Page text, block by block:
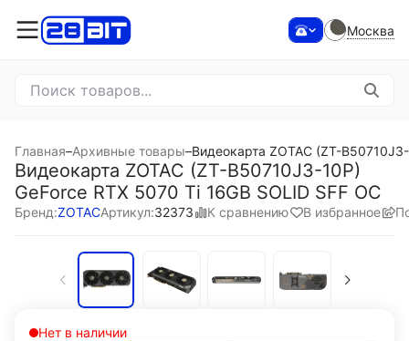
Москва
Главная–Архивные товары–Видеокарта ZOTAC (ZT-
Видеокарта ZOTAC (ZT-B50710J3-10P)
GeForce RTX 5070 Ti 16GB SOLID SFF OC
Бренд:ZOTACАртикул:32373 К сравнению В избранное
Нет в наличии